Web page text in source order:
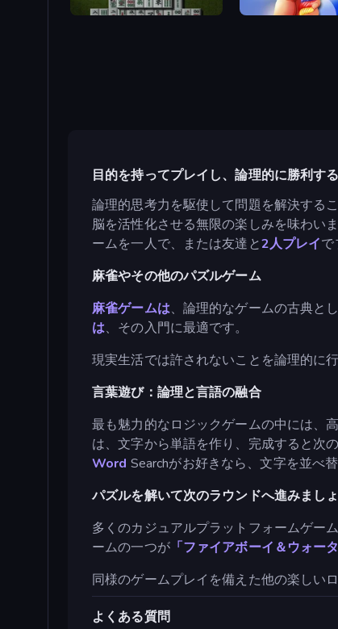
Mahjong 3D Classic Twisted Tangle
目的を持ってプレイし、論理的に勝利する
論理的思考力を駆使して問題を解決する
脳を活性化させる無限の楽しみを味わい
ームを一人で、または友達と2人プレイで
麻雀やその他のパズルゲーム
麻雀ゲームは、論理的なゲームの古典と
は、その入門に最適です。
現実生活では許されないことを論理的に
言葉遊び：論理と言語の融合
最も魅力的なロジックゲームの中には、
は、文字から単語を作り、完成すると次
Word Searchがお好きなら、文字を並べ
パズルを解いて次のラウンドへ進みまし
多くのカジュアルプラットフォームゲー
ームの一つが「ファイアボーイ＆ウォー
同様のゲームプレイを備えた他の楽しい
よくある質問